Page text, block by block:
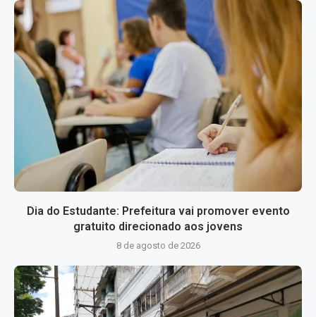
Dia do Estudante: Prefeitura vai promover evento
gratuito direcionado aos jovens
8 de agosto de 2026